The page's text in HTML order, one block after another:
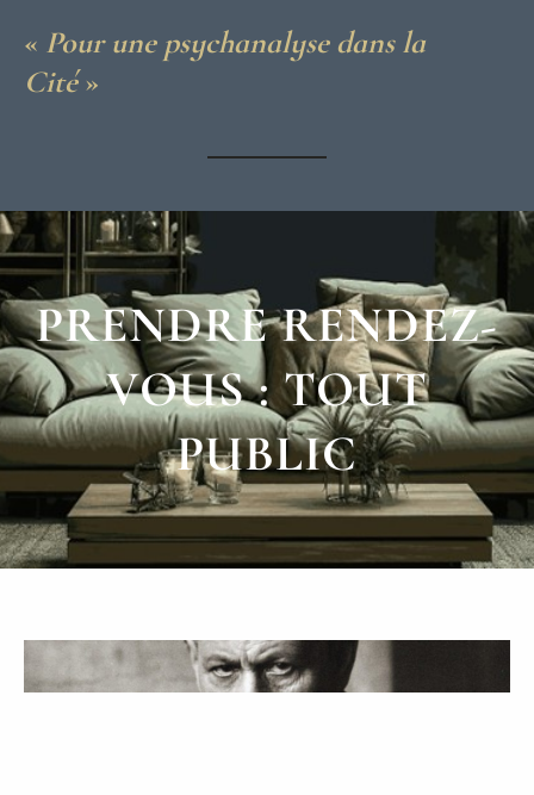
« Pour une psychanalyse dans la
Cité»
PRENDRE RENDEZ-
VOUS : TOUT
PUBLIC